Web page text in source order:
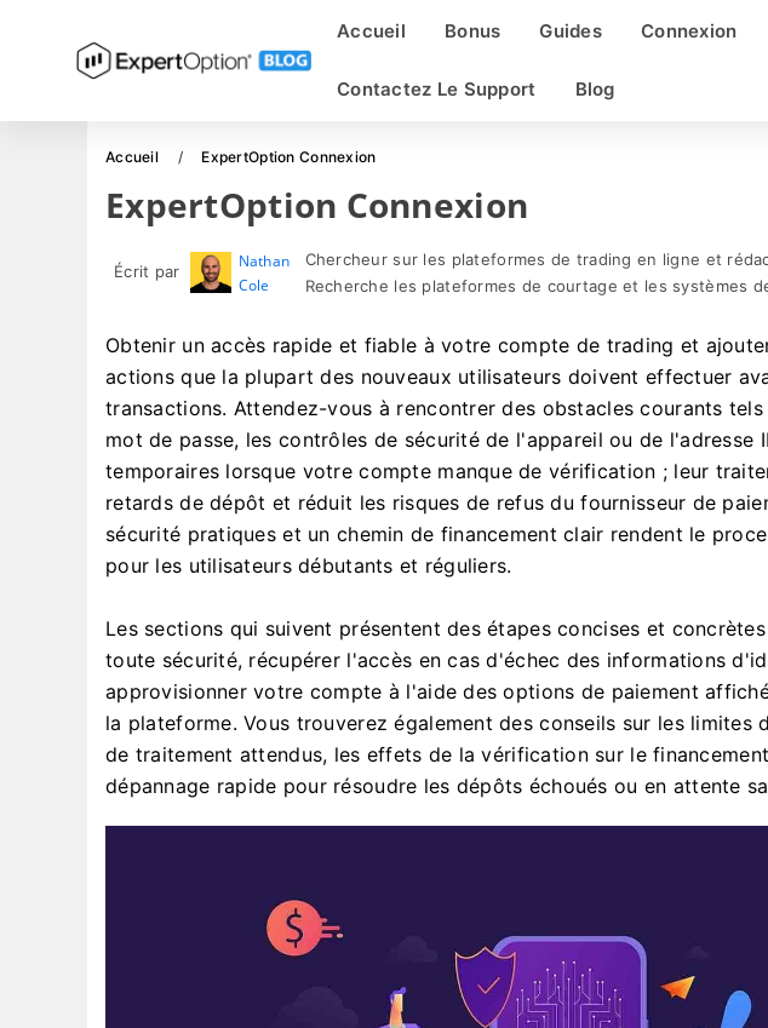
Accueil Bonus Guides Connexion
Contactez Le Support Blog
Accueil ExpertOption Connexion
ExpertOption Connexion
Écrit par
Nathan
Cole
Chercheur sur les plateformes de trading en ligne et
Recherche les plateformes de courtage et les systèmes
Obtenir un accès rapide et fiable à votre compte de trading et
actions que la plupart des nouveaux utilisateurs doivent effectuer
transactions. Attendez-vous à rencontrer des obstacles courants
mot de passe, les contrôles de sécurité de l'appareil ou de l'adresse
temporaires lorsque votre compte manque de vérification ; leur
retards de dépôt et réduit les risques de refus du fournisseur de
sécurité pratiques et un chemin de financement clair rendent le
pour les utilisateurs débutants et réguliers.
Les sections qui suivent présentent des étapes concises et
toute sécurité, récupérer l'accès en cas d'échec des informations
approvisionner votre compte à l'aide des options de paiement
la plateforme. Vous trouverez également des conseils sur les limites
de traitement attendus, les effets de la vérification sur le
dépannage rapide pour résoudre les dépôts échoués ou en attente